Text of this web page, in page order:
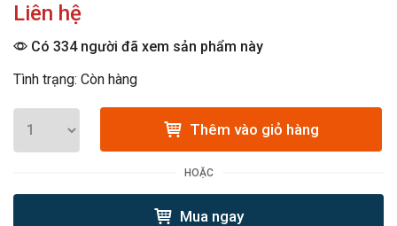
Liên hệ
Có 334 người đã xem sản phẩm này
Tình trạng: Còn hàng
Thêm vào giỏ hàng
HOẶC
Mua ngay